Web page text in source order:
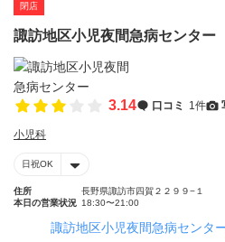
閉店
諏訪地区小児夜間急病センター
3.14 口コミ 1件
小児科
日祝OK
住所
長野県諏訪市四賀２２９９−１
本日の営業状況 18:30〜21:00
諏訪地区小児夜間急病センタ